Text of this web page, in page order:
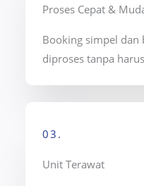
Proses Cepat &
Booking simpel dan
diproses tanpa
03.
Unit Terawat